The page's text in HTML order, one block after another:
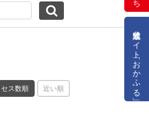
公式通販サイト「おかふる」
ス数順 近い順